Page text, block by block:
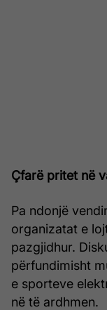
Çfarë pritet në
Pa ndonjë
organizatat e
pazgjidhur.
përfundimisht
e sporteve
në të ardhmen.